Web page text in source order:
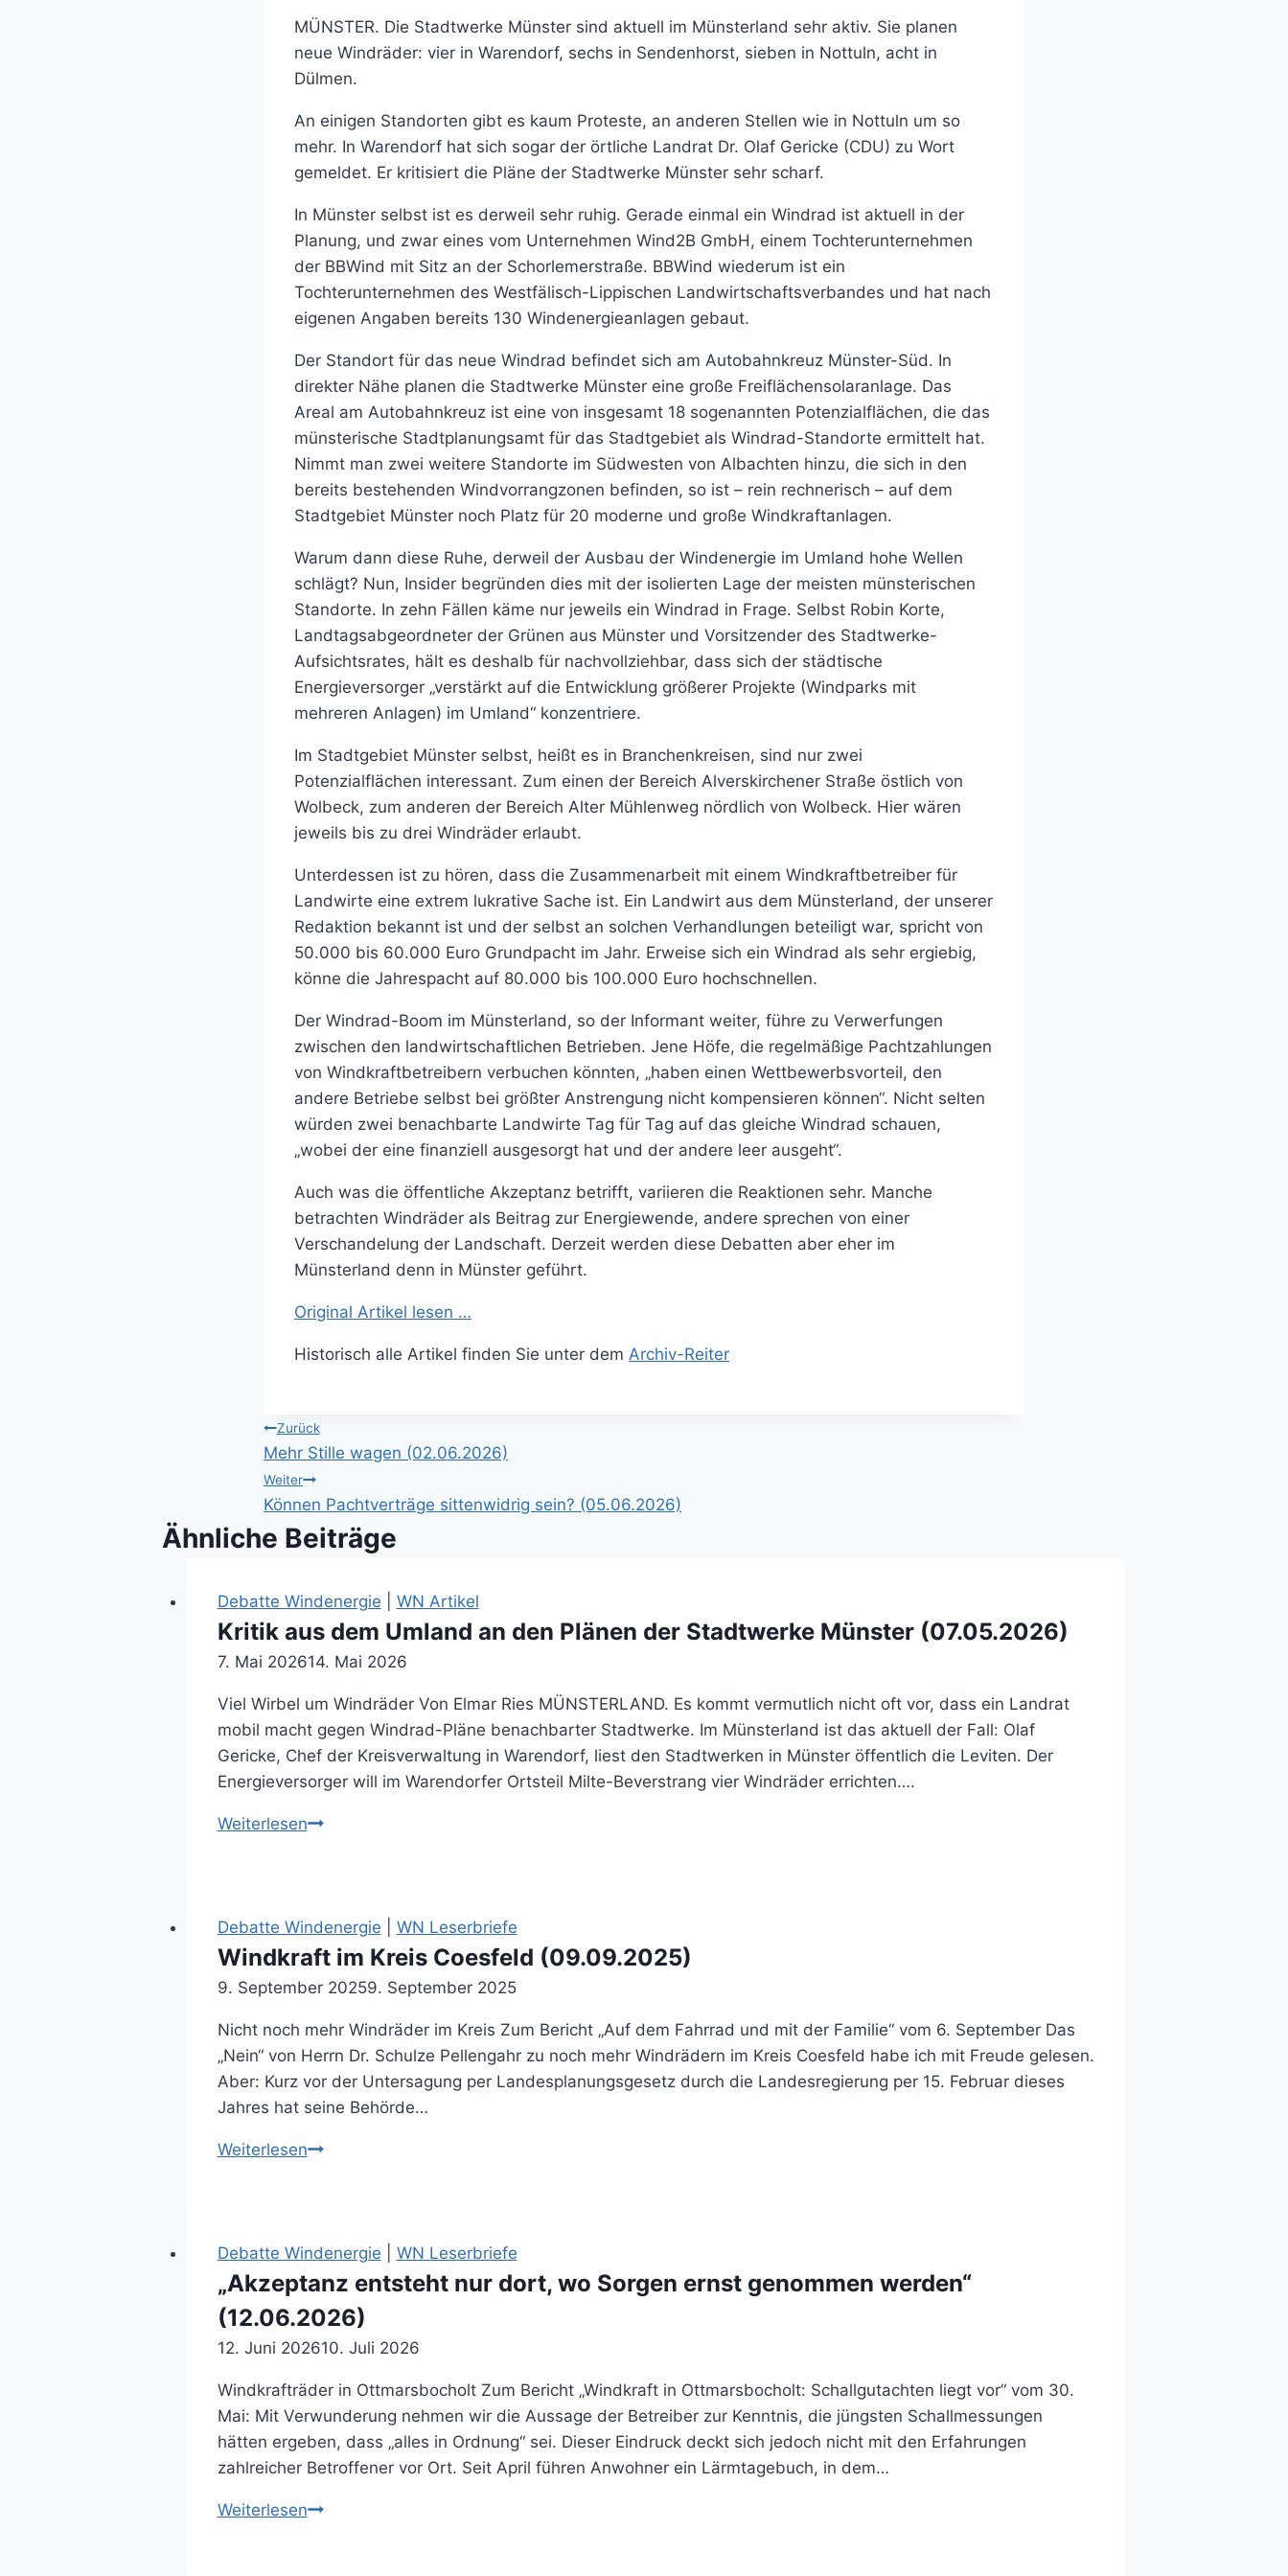
MÜNSTER. Die Stadtwerke Münster sind aktuell im Münsterland sehr aktiv. Sie planen
neue Windräder: vier in Warendorf, sechs in Sendenhorst, sieben in Nottuln, acht in
Dülmen.
An einigen Standorten gibt es kaum Proteste, an anderen Stellen wie in Nottuln um so
mehr. In Warendorf hat sich sogar der örtliche Landrat Dr. Olaf Gericke (CDU) zu Wort
gemeldet. Er kritisiert die Pläne der Stadtwerke Münster sehr scharf.
In Münster selbst ist es derweil sehr ruhig. Gerade einmal ein Windrad ist aktuell in der
Planung, und zwar eines vom Unternehmen Wind2B GmbH, einem Tochterunternehmen
der BBWind mit Sitz an der Schorlemerstraße. BBWind wiederum ist ein
Tochterunternehmen des Westfälisch-Lippischen Landwirtschaftsverbandes und hat nach
eigenen Angaben bereits 130 Windenergieanlagen gebaut.
Der Standort für das neue Windrad befindet sich am Autobahnkreuz Münster-Süd. In
direkter Nähe planen die Stadtwerke Münster eine große Freiflächensolaranlage. Das
Areal am Autobahnkreuz ist eine von insgesamt 18 sogenannten Potenzialflächen, die das
münsterische Stadtplanungsamt für das Stadtgebiet als Windrad-Standorte ermittelt hat.
Nimmt man zwei weitere Standorte im Südwesten von Albachten hinzu, die sich in den
bereits bestehenden Windvorrangzonen befinden, so ist – rein rechnerisch – auf dem
Stadtgebiet Münster noch Platz für 20 moderne und große Windkraftanlagen.
Warum dann diese Ruhe, derweil der Ausbau der Windenergie im Umland hohe Wellen
schlägt? Nun, Insider begründen dies mit der isolierten Lage der meisten münsterischen
Standorte. In zehn Fällen käme nur jeweils ein Windrad in Frage. Selbst Robin Korte,
Landtagsabgeordneter der Grünen aus Münster und Vorsitzender des Stadtwerke-
Aufsichtsrates, hält es deshalb für nachvollziehbar, dass sich der städtische
Energieversorger „verstärkt auf die Entwicklung größerer Projekte (Windparks mit
mehreren Anlagen) im Umland“ konzentriere.
Im Stadtgebiet Münster selbst, heißt es in Branchenkreisen, sind nur zwei
Potenzialflächen interessant. Zum einen der Bereich Alverskirchener Straße östlich von
Wolbeck, zum anderen der Bereich Alter Mühlenweg nördlich von Wolbeck. Hier wären
jeweils bis zu drei Windräder erlaubt.
Unterdessen ist zu hören, dass die Zusammenarbeit mit einem Windkraftbetreiber für
Landwirte eine extrem lukrative Sache ist. Ein Landwirt aus dem Münsterland, der unserer
Redaktion bekannt ist und der selbst an solchen Verhandlungen beteiligt war, spricht von
50.000 bis 60.000 Euro Grundpacht im Jahr. Erweise sich ein Windrad als sehr ergiebig,
könne die Jahrespacht auf 80.000 bis 100.000 Euro hochschnellen.
Der Windrad-Boom im Münsterland, so der Informant weiter, führe zu Verwerfungen
zwischen den landwirtschaftlichen Betrieben. Jene Höfe, die regelmäßige Pachtzahlungen
von Windkraftbetreibern verbuchen könnten, „haben einen Wettbewerbsvorteil, den
andere Betriebe selbst bei größter Anstrengung nicht kompensieren können“. Nicht selten
würden zwei benachbarte Landwirte Tag für Tag auf das gleiche Windrad schauen,
„wobei der eine finanziell ausgesorgt hat und der andere leer ausgeht“.
Auch was die öffentliche Akzeptanz betrifft, variieren die Reaktionen sehr. Manche
betrachten Windräder als Beitrag zur Energiewende, andere sprechen von einer
Verschandelung der Landschaft. Derzeit werden diese Debatten aber eher im
Münsterland denn in Münster geführt.
Original Artikel lesen …
Historisch alle Artikel finden Sie unter dem Archiv-Reiter
Beitragsnavigation
Zurück
Mehr Stille wagen (02.06.2026)
Weiter
Können Pachtverträge sittenwidrig sein? (05.06.2026)
Ähnliche Beiträge
Debatte Windenergie WN Artikel
Kritik aus dem Umland an den Plänen der Stadtwerke Münster (07.05.2026)
7. Mai 202614. Mai 2026
Viel Wirbel um Windräder Von Elmar Ries MÜNSTERLAND. Es kommt vermutlich nicht oft vor, dass ein Landrat
mobil macht gegen Windrad-Pläne benachbarter Stadtwerke. Im Münsterland ist das aktuell der Fall: Olaf
Gericke, Chef der Kreisverwaltung in Warendorf, liest den Stadtwerken in Münster öffentlich die Leviten. Der
Energieversorger will im Warendorfer Ortsteil Milte-Beverstrang vier Windräder errichten….
WeiterlesenKritik
an
den
Plänen
Stadtwerke
Münster
(07.05.2026)
Debatte Windenergie WN Leserbriefe
Windkraft im Kreis Coesfeld (09.09.2025)
9. September 20259. September 2025
Nicht noch mehr Windräder im Kreis Zum Bericht „Auf dem Fahrrad und mit der Fami­lie“ vom 6. September Das
„Nein“ von Herrn Dr. Schulze Pellengahr zu noch mehr Windrädern im Kreis Coesfeld habe ich mit Freude gelesen.
Aber: Kurz vor der Untersagung per Landespla­nungsgesetz durch die Lan­desregierung per 15. Februar dieses
Jahres hat seine Be­hörde…
WeiterlesenWindkraft
(09.09.2025)
Debatte Windenergie WN Leserbriefe
„Akzeptanz entsteht nur dort, wo Sorgen ernst genommen werden“
(12.06.2026)
12. Juni 202610. Juli 2026
Windkrafträder in Ottmarsbocholt Zum Bericht „Windkraft in Ottmarsbocholt: Schallgutachten liegt vor“ vom 30.
Mai: Mit Verwunderung nehmen wir die Aussage der Betreiber zur Kenntnis, die jüngsten Schallmessungen
hätten ergeben, dass „alles in Ordnung“ sei. Dieser Eindruck deckt sich jedoch nicht mit den Erfahrungen
zahlreicher Betroffener vor Ort. Seit April führen Anwohner ein Lärmtagebuch, in dem…
Weiterlesen„Akzeptanz